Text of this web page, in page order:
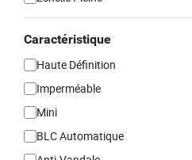
Caractéristique
Haute Définition
Imperméable
Mini
BLC Automatique